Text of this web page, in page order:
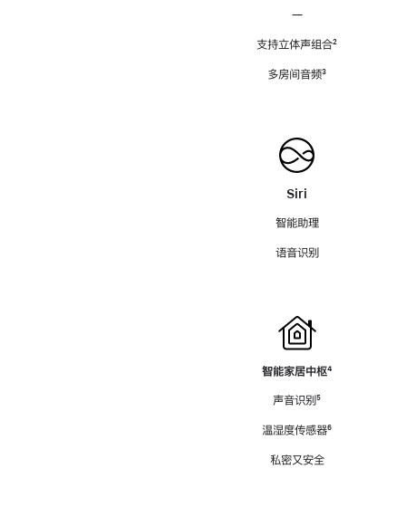
—
支持立体声组合脚
²
多房间音频脚
³
Siri
智能助理
语音识别
智能家居中枢脚
⁴
声音识别脚
⁵
温湿度传感器脚
⁶
私密又安全